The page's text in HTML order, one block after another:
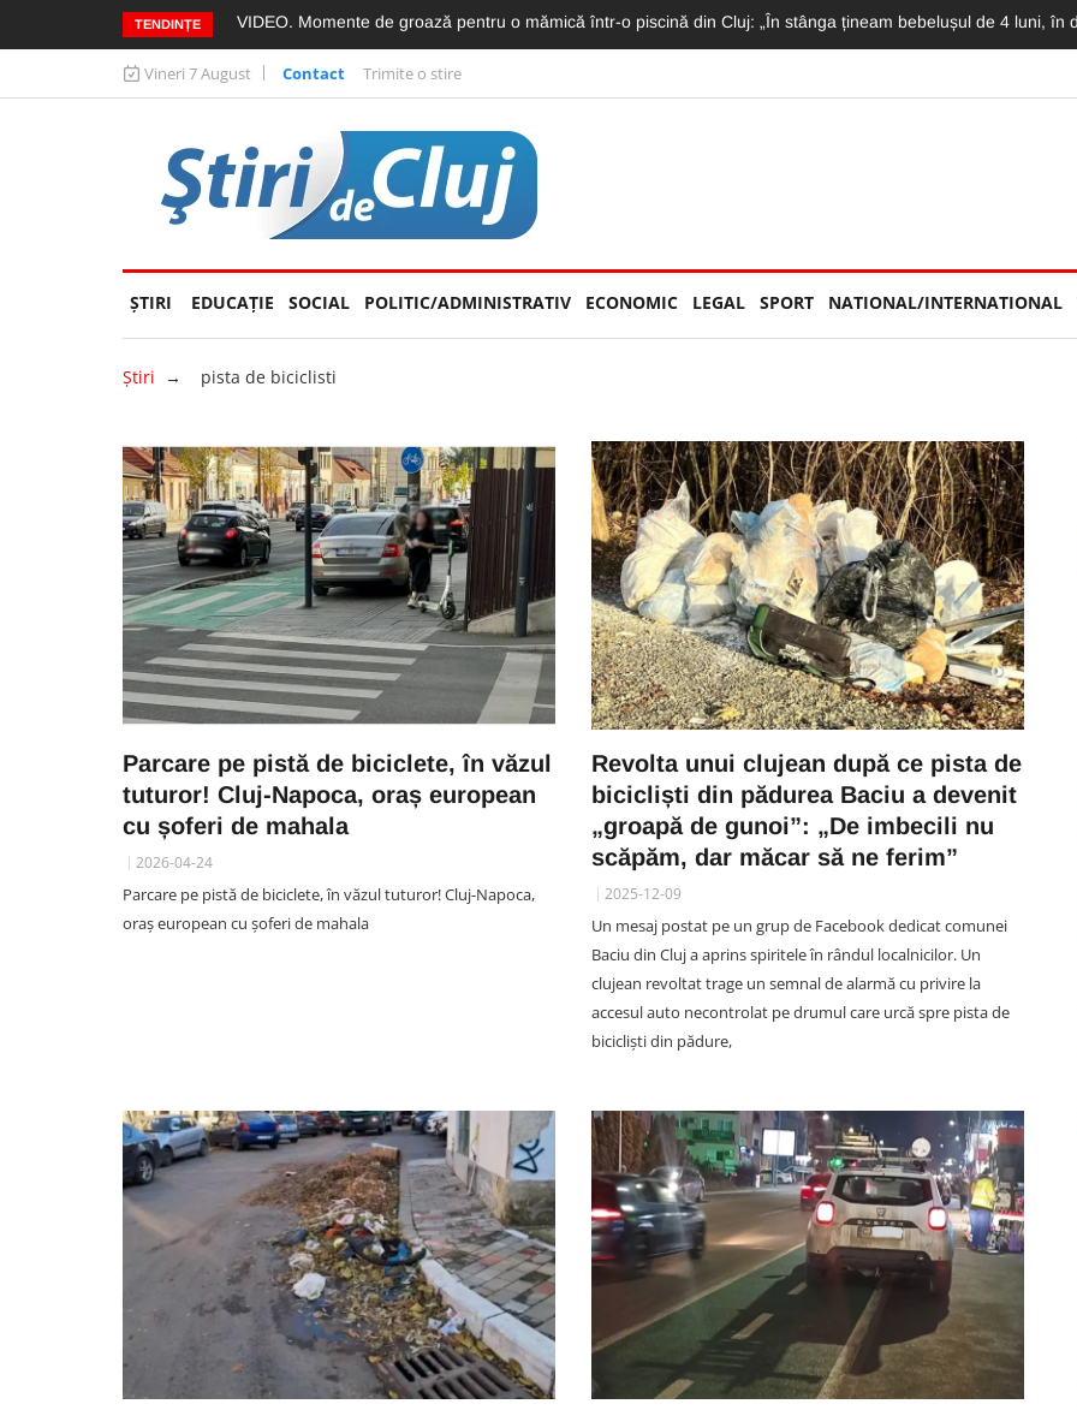
TENDINȚE VIDEO. Accidentul mortal din Vâlcele, filmat LIVE: Momentul în care motociclistul intră în plin într-un TIR și
Vineri 7 August Contact Trimite o stire
ŞTIRI EDUCAȚIE (CURRENT)
SOCIAL POLITIC/ADMINISTRATIV ECONOMIC LEGAL SPORT NATIONAL/INTERNATIONAL
Ştiri → pista de biciclisti
Parcare pe pistă de biciclete, în văzul
tuturor! Cluj-Napoca, oraș european
cu șoferi de mahala
2026-04-24
Parcare pe pistă de biciclete, în văzul tuturor! Cluj-Napoca,
oraș european cu șoferi de mahala
Revolta unui clujean după ce pista de
bicicliști din pădurea Baciu a devenit
„groapă de gunoi”: „De imbecili nu
scăpăm, dar măcar să ne ferim”
2025-12-09
Un mesaj postat pe un grup de Facebook dedicat comunei
Baciu din Cluj a aprins spiritele în rândul localnicilor. Un
clujean revoltat trage un semnal de alarmă cu privire la
accesul auto necontrolat pe drumul care urcă spre pista de
bicicliști din pădure,